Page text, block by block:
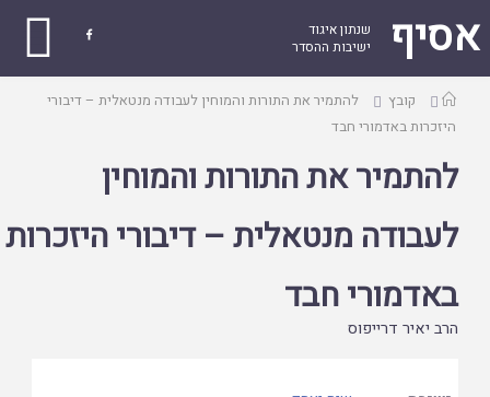
אסיף
שנתון איגוד
ישיבות ההסדר

עמוד
ראשי
קובץ
להתמיר את התורות והמוחין לעבודה מנטאלית – דיבורי
היזכרות באדמורי חבד
להתמיר את התורות והמוחין
לעבודה מנטאלית – דיבורי היזכרות
באדמורי חבד
הרב יאיר דרייפוס